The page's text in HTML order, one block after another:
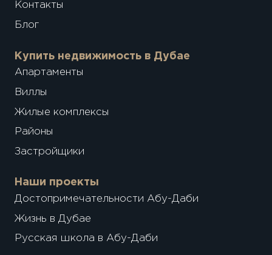
Контакты
Блог
Купить недвижимость в Дубае
Апартаменты
Виллы
Жилые комплексы
Районы
Застройщики
Наши проекты
Достопримечательности Абу-Даби
Жизнь в Дубае
Русская школа в Абу-Даби